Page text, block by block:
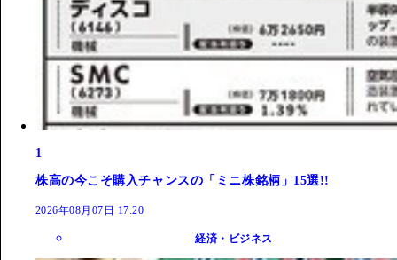
1
株高の今こそ購入チャンスの「ミニ株銘柄」15選!!
2026年08月07日 17:20
経済・ビジネス